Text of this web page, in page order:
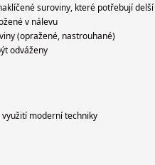
suroviny, které potřebují
v nálevu
(opražené, nastrouhané)
odváženy
moderní techniky